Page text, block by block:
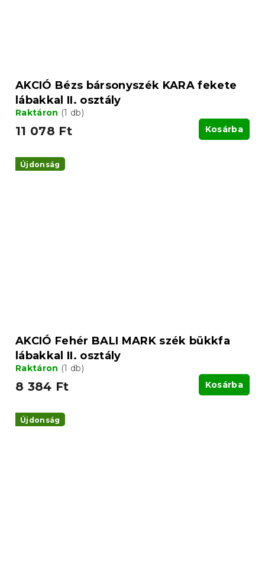
AKCIÓ Bézs bársonyszék KARA fekete
lábakkal II. osztály
Raktáron (1 db)
11 078 Ft Kosárba
Újdonság
AKCIÓ Fehér BALI MARK szék bükkfa
lábakkal II. osztály
Raktáron (1 db)
8 384 Ft Kosárba
Újdonság